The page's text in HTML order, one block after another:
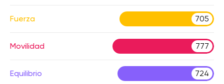
Fuerza 705
Movilidad 777
Equilibrio 724